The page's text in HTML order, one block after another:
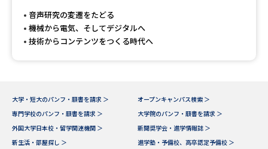
音声研究の変遷をたどる
機械から電気、そしてデジタルへ
技術からコンテンツをつくる時代へ
大学・短大のパンフ・願書を請求 ＞
オープンキャンパス検索 ＞
専門学校のパンフ・願書を請求 ＞
大学院のパンフ・願書を請求 ＞
外国大学日本校・留学関連機関 ＞
新聞奨学会・進学情報誌 ＞
新生活・部屋探し ＞
進学塾・予備校、高卒認定予備校 ＞